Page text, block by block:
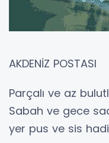
AKDENİZ POSTASI
Parçalı ve az
Sabah ve gece
yer pus ve sis